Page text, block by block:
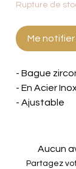
Rupture de
Me
- Bague
- En Acier
- Ajustable
Aucun
Partagez